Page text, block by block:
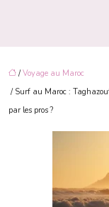
/Voyage au Maroc
/ Surf au Maroc :
par les pros ?